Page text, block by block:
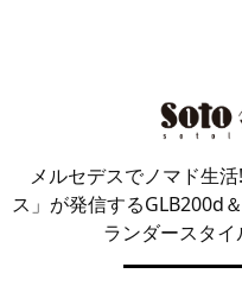
メルセデスでノマド生
ス」が発信するGLB200d
ランダースタイ